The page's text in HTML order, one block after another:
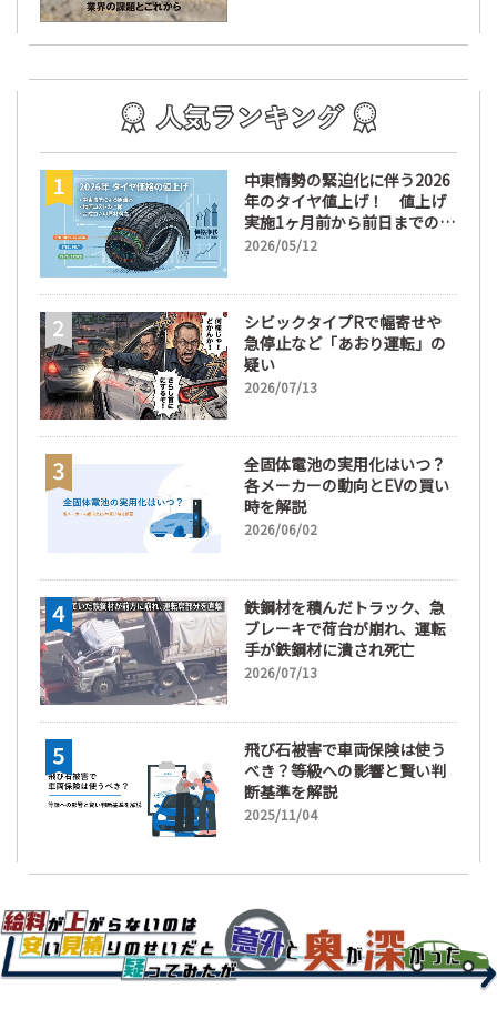
中東情勢の緊迫化に伴う2026
年のタイヤ値上げ！ 値上げ
実施1ヶ月前から前日までの期
間が販売において極めて重要
2026/05/12
シビックタイプRで幅寄せや
急停止など「あおり運転」の
疑い
2026/07/13
全固体電池の実用化はいつ？
各メーカーの動向とEVの買い
時を解説
2026/06/02
鉄鋼材を積んだトラック、急
ブレーキで荷台が崩れ、運転
手が鉄鋼材に潰され死亡
2026/07/13
飛び石被害で車両保険は使う
べき？等級への影響と賢い判
断基準を解説
2025/11/04